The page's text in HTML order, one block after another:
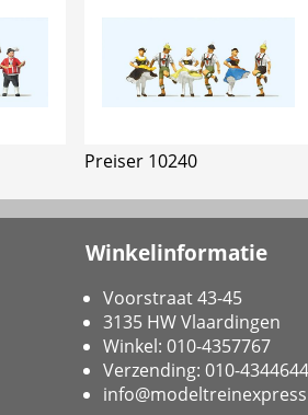
Preiser 10240
Winkelinformatie
Voorstraat 43-45
3135 HW Vlaardingen
Winkel: 010-4357767
Verzending: 010-4344644